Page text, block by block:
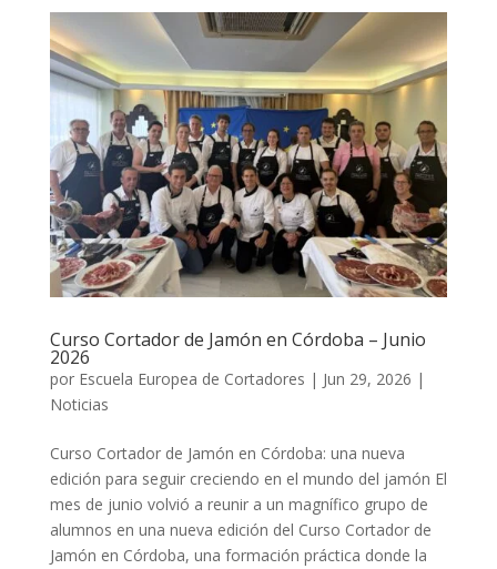
Curso Cortador de Jamón en Córdoba – Junio
2026
por Escuela Europea de Cortadores | Jun 29, 2026 |
Noticias
Curso Cortador de Jamón en Córdoba: una nueva
edición para seguir creciendo en el mundo del jamón El
mes de junio volvió a reunir a un magnífico grupo de
alumnos en una nueva edición del Curso Cortador de
Jamón en Córdoba, una formación práctica donde la